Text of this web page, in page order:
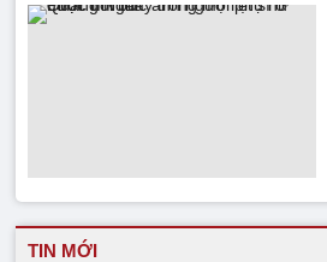
TIN MỚI